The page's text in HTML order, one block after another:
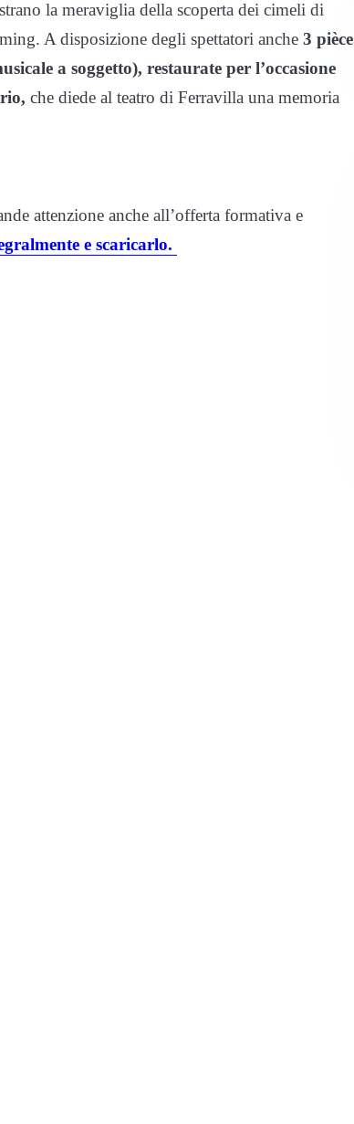
la meraviglia della scoperta dei cimeli di
A disposizione degli spettatori anche 3 pièce
a soggetto), restaurate per l’occasione
che diede al teatro di Ferravilla una memoria
attenzione anche all’offerta formativa e
e scaricarlo.